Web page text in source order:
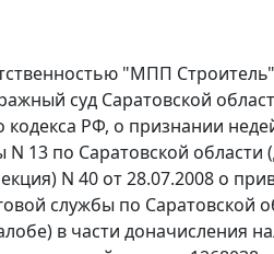
"МПП
суд Саратовской
кодекса РФ, о признании
13 по Саратовской
N 40 от 28.07.2008 о
службы по Саратовской
в части доначисления